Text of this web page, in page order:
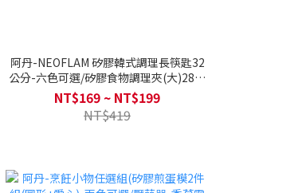
阿丹-NEOFLAM 矽膠韓式調理長筷匙32
公分-六色可選/矽膠食物調理夾(大)28公
分-六色可選/矽膠食物調理夾(小)22公分-
六色可選
NT$169 ~ NT$199
NT$419